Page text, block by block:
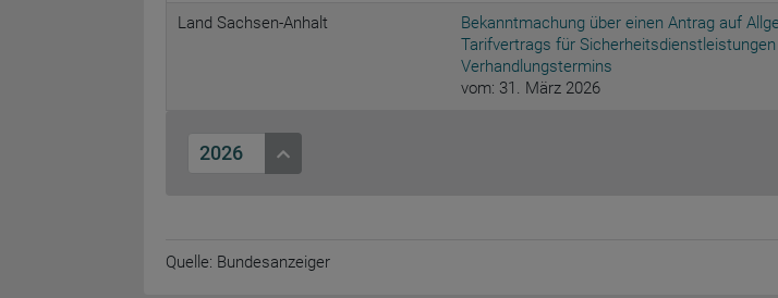
Land Sachsen-Anhalt
Bekanntmachung über einen Antrag auf
Tarifvertrags für
Verhandlungstermins
vom: 31. März 2026
2026
Quelle: Bundesanzeiger